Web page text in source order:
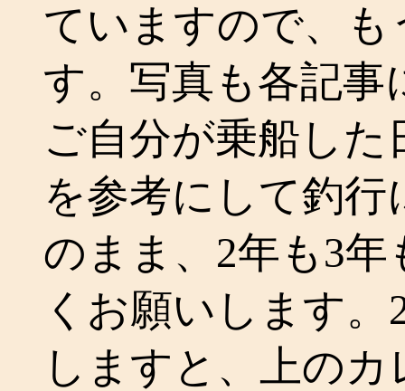
ていますので、
す。写真も各記事
ご自分が乗船し
を参考にして釣
のまま、2年も3
くお願いします
しますと、上の